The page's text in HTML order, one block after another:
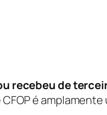
recebeu de
CFOP é